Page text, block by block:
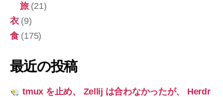
旅(21)
衣(9)
食(175)
最近の投稿
tmux を止め、 Zellij は合わなかったが、 Herdr